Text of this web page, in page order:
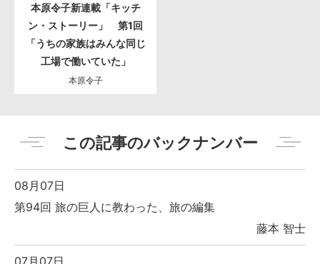
本原令子新連載「キッチ
ン・ストーリー」 第1回
「うちの家族はみんな同じ
工場で働いていた」
本原令子
この記事のバックナンバー
08月07日
第94回 旅の巨人に教わった、旅の編集
藤本 智士
07月07日